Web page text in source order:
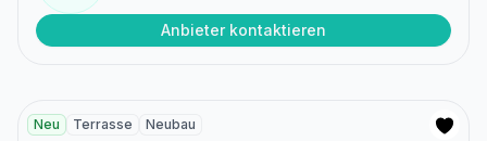
Anbieter kontaktieren
Neu Terrasse Neubau